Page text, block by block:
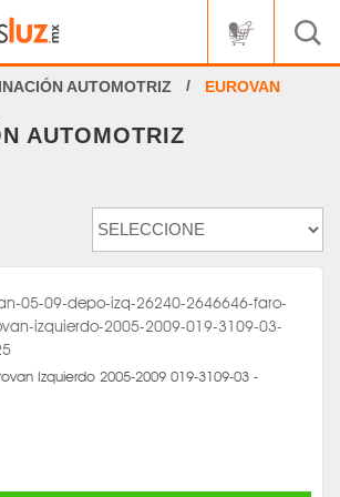
AUTOMOTRIZ EUROVAN
AUTOMOTRIZ
Izquierdo 2005-2009 019-3109-03 -